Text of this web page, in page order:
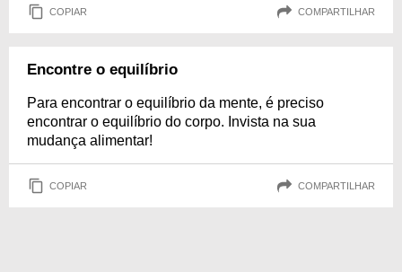
COPIAR COMPARTILHAR
Encontre o equilíbrio
Para encontrar o equilíbrio da mente, é preciso
encontrar o equilíbrio do corpo. Invista na sua
mudança alimentar!
COPIAR COMPARTILHAR